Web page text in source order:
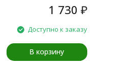
1 730 ₽
Доступно к заказу
В корзину